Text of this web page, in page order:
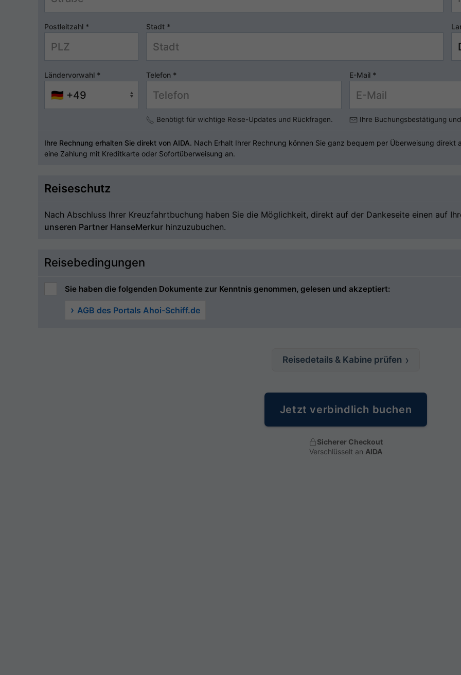
Postleitzahl * Stadt *
Ländervorwahl * Telefon *
Benötigt für wichtige Reise-Updates und Rückfragen.
E-Mail *
Ihre Buchungsbestätigung
Ihre Rechnung erhalten Sie direkt von AIDA. Nach Erhalt Ihrer Rechnung können Sie ganz bequem per Überweisung direkt
eine Zahlung mit Kreditkarte oder Sofortüberweisung an.
Reiseschutz
Nach Abschluss Ihrer Kreuzfahrtbuchung haben Sie die Möglichkeit, direkt auf der Dankeseite einen auf
unseren Partner HanseMerkur hinzuzubuchen.
Reisebedingungen
Sie haben die folgenden Dokumente zur Kenntnis genommen, gelesen und akzeptiert:
AGB des Portals Ahoi-Schiff.de
Reisedetails & Kabine prüfen
Jetzt verbindlich buchen
Sicherer Checkout
Verschlüsselt an AIDA